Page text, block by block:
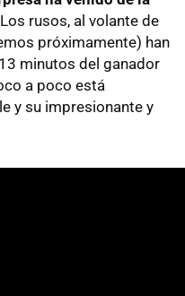
rusos, al volante de
próximamente) han
minutos del ganador
a poco está
y su impresionante y